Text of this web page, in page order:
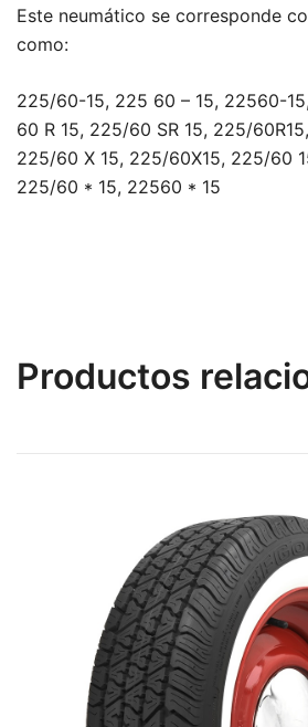
Este neumático se corresponde
como:
225/60-15, 225 60 – 15, 22560-
60 R 15, 225/60 SR 15, 225/
225/60 X 15, 225/60X15, 225/60
225/60 * 15, 22560 * 15
Productos